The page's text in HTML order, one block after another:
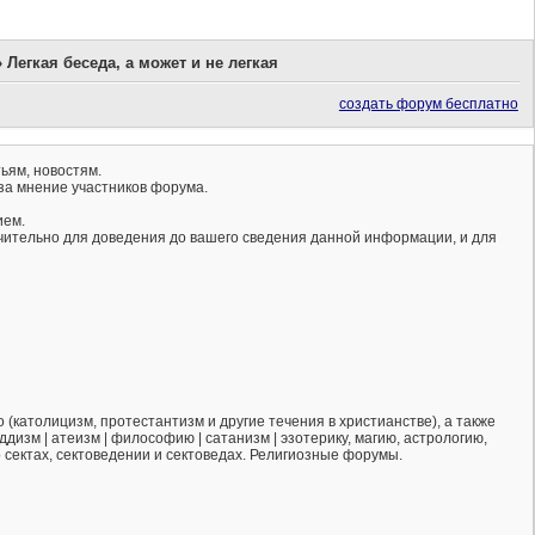
Легкая беседа, а может и не легкая
создать форум бесплатно
новостям.
мнение участников форума.
для доведения до вашего сведения данной информации, и для
протестантизм и другие течения в христианстве), а также
| атеизм | философию | сатанизм | эзотерику, магию, астрологию,
сектоведении и сектоведах. Религиозные форумы.